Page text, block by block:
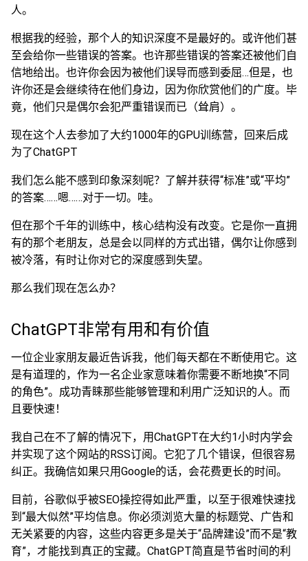
人。
根据我的经验，那个人的知识深度不是最好的。或许他们甚
至会给你一些错误的答案。也许那些错误的答案还被他们自
信地给出。也许你会因为被他们误导而感到委屈…但是，也
许你还是会继续待在他们身边，因为你欣赏他们的广度。毕
竟，他们只是偶尔会犯严重错误而已（耸肩）。
现在这个人去参加了大约1000年的GPU训练营，回来后成
为了ChatGPT
我们怎么能不感到印象深刻呢？了解并获得“标准”或“平均”
的答案……嗯……对于一切。哇。
但在那个千年的训练中，核心结构没有改变。它是你一直拥
有的那个老朋友，总是会以同样的方式出错，偶尔让你感到
被冷落，有时让你对它的深度感到失望。
那么我们现在怎么办？
ChatGPT非常有用和有价值
一位企业家朋友最近告诉我，他们每天都在不断使用它。这
是有道理的，作为一名企业家意味着你需要不断地换“不同
的角色”。成功青睐那些能够管理和利用广泛知识的人。而
且要快速！
我自己在不了解的情况下，用ChatGPT在大约1小时内学会
并实现了这个网站的RSS订阅。它犯了几个错误，但很容易
纠正。我确信如果只用Google的话，会花费更长的时间。
目前，谷歌似乎被SEO操控得如此严重，以至于很难快速找
到“最大似然”平均信息。你必须浏览大量的标题党、广告和
无关紧要的内容，这些内容更多是关于“品牌建设”而不是“教
育”，才能找到真正的宝藏。ChatGPT简直是节省时间的利